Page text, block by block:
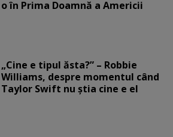
o în Prima Doamnă a Americii
„Cine e tipul ăsta?” – Robbie
Williams, despre momentul când
Taylor Swift nu știa cine e el